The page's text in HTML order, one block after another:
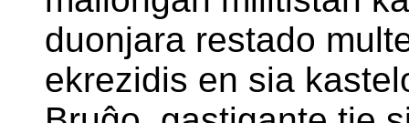
duonjara restado
ekrezidis en sia